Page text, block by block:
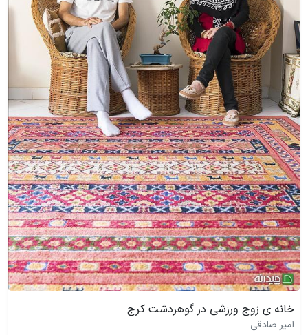
خانه ی زوج ورزشی در گوهردشت کرج
امیر صادقی